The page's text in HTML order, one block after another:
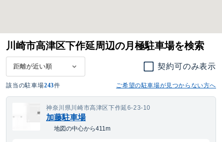
川崎市高津区下作延周辺の月極駐車場を検索
契約可のみ表示
該当の駐車場243件 ご希望の駐車場が見つからない方へ
神奈川県川崎市高津区下作延6-23-10
加藤駐車場
地図の中心から411m